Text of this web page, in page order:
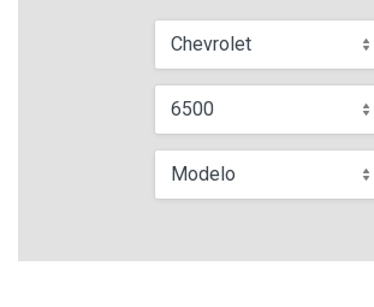
Chevrolet
6500
Modelo